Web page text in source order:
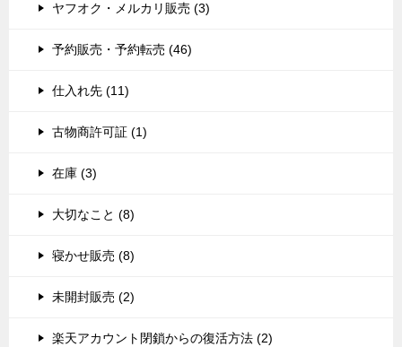
ヤフオク・メルカリ販売 (3)
予約販売・予約転売 (46)
仕入れ先 (11)
古物商許可証 (1)
在庫 (3)
大切なこと (8)
寝かせ販売 (8)
未開封販売 (2)
楽天アカウント閉鎖からの復活方法 (2)